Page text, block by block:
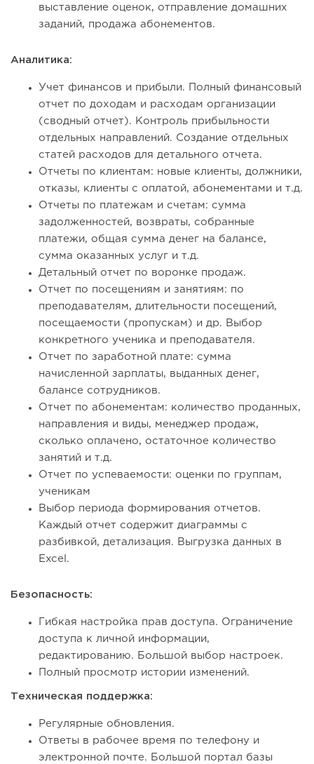
выставление оценок, отправление домашних
заданий, продажа абонементов.
Аналитика:
Учет финансов и прибыли. Полный финансовый
отчет по доходам и расходам организации
(сводный отчет). Контроль прибыльности
отдельных направлений. Создание отдельных
статей расходов для детального отчета.
Отчеты по клиентам: новые клиенты, должники,
отказы, клиенты с оплатой, абонементами и т.д.
Отчеты по платежам и счетам: сумма
задолженностей, возвраты, собранные
платежи, общая сумма денег на балансе,
сумма оказанных услуг и т.д.
Детальный отчет по воронке продаж.
Отчет по посещениям и занятиям: по
преподавателям, длительности посещений,
посещаемости (пропускам) и др. Выбор
конкретного ученика и преподавателя.
Отчет по заработной плате: сумма
начисленной зарплаты, выданных денег,
балансе сотрудников.
Отчет по абонементам: количество проданных,
направления и виды, менеджер продаж,
сколько оплачено, остаточное количество
занятий и т.д.
Отчет по успеваемости: оценки по группам,
ученикам
Выбор периода формирования отчетов.
Каждый отчет содержит диаграммы с
разбивкой, детализация. Выгрузка данных в
Excel.
Безопасность:
Гибкая настройка прав доступа. Ограничение
доступа к личной информации,
редактированию. Большой выбор настроек.
Полный просмотр истории изменений.
Техническая поддержка:
Регулярные обновления.
Ответы в рабочее время по телефону и
электронной почте. Большой портал базы